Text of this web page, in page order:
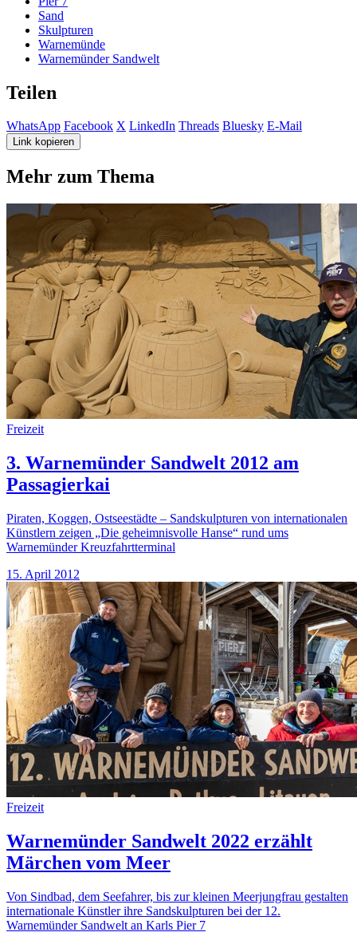
Sand
Skulpturen
Warnemünde
Warnemünder Sandwelt
Teilen
WhatsApp Facebook X LinkedIn Threads Bluesky E-Mail
Link kopieren
Mehr zum Thema
Freizeit
3. Warnemünder Sandwelt 2012 am
Passagierkai
Piraten, Koggen, Ostseestädte – Sandskulpturen von internationalen
Künstlern zeigen „Die geheimnisvolle Hanse“ rund ums
Warnemünder Kreuzfahrtterminal
15. April 2012
Freizeit
Warnemünder Sandwelt 2022 erzählt
Märchen vom Meer
Von Sindbad, dem Seefahrer, bis zur kleinen Meerjungfrau gestalten
internationale Künstler ihre Sandskulpturen bei der 12.
Warnemünder Sandwelt an Karls Pier 7